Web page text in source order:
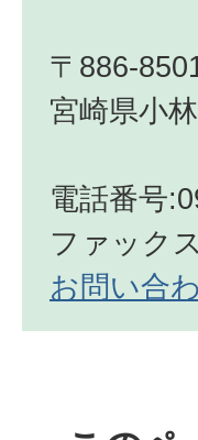
〒886-
宮崎県小
電話番号
ファック
お問い合